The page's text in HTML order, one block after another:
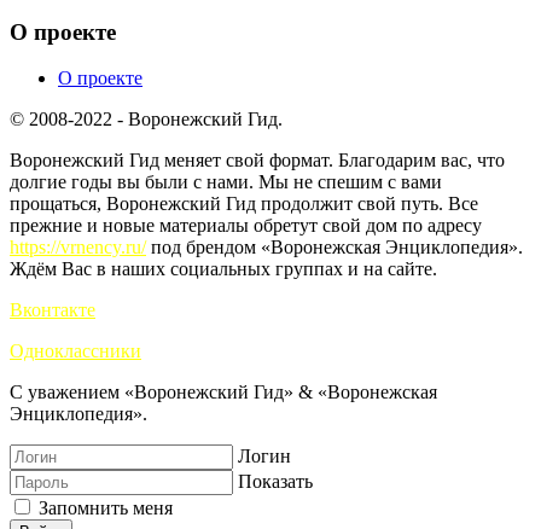
О проекте
О проекте
© 2008-2022 - Воронежский Гид.
Воронежский Гид меняет свой формат. Благодарим вас, что
долгие годы вы были с нами. Мы не спешим с вами
прощаться, Воронежский Гид продолжит свой путь. Все
прежние и новые материалы обретут свой дом по адресу
https://vrnency.ru/под брендом «Воронежская Энциклопедия».
Ждём Вас в наших социальных группах и на сайте.
Вконтакте
Одноклассники
С уважением «Воронежский Гид» & «Воронежская
Энциклопедия».
Логин
Показать
Запомнить меня